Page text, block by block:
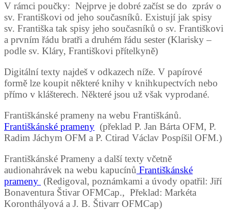
V rámci poučky: Nejprve je dobré začíst se do zpráv o
sv. Františkovi od jeho současníků. Existují jak spisy
sv. Františka tak spisy jeho současníků o sv. Františkovi
a prvním řádu bratři a druhém řádu sester (Klarisky –
podle sv. Kláry, Františkovi přítelkyně)
Digitální texty najdeš v odkazech níže. V papírové
formě lze koupit některé knihy v knihkupectvích nebo
přímo v klášterech. Některé jsou už však vyprodané.
Františkánské prameny na webu Františkánů.
Františkánské prameny (překlad P. Jan Bárta OFM, P.
Radim Jáchym OFM a P. Ctirad Václav Pospíšil OFM.)
Františkánské Prameny a další texty včetně
audionahrávek na webu kapucínů Františkánské
prameny (Redigoval, poznámkami a úvody opatřil: Jiří
Bonaventura Štivar OFMCap., Překlad: Markéta
Koronthályová a J. B. Štivarr OFMCap)